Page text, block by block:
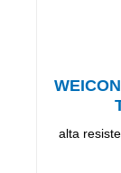
alta